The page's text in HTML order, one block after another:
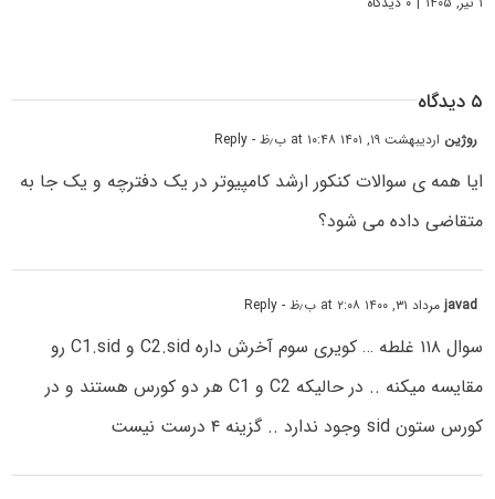
۵ دیدگاه
روژین اردیبهشت ۱۹, ۱۴۰۱ at ۱۰:۴۸ ب٫ظ - Reply
ایا همه ی سوالات کنکور ارشد کامپیوتر در یک دفترچه و یک جا به
متقاضی داده می شود؟
javadمرداد ۳۱, ۱۴۰۰ at ۲:۰۸ ب٫ظ - Reply
سوال ۱۱۸ غلطه … کویری سوم آخرش داره C2.sid و C1.sid رو
مقایسه میکنه .. در حالیکه C2 و C1 هر دو کورس هستند و در
کورس ستون sid وجود ندارد .. گزینه ۴ درست نیست